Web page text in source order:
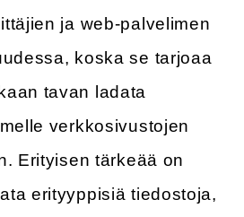
ja web-palvelimen
koska se tarjoaa
tavan ladata
verkkosivustojen
Erityisen tärkeää on
erityyppisiä tiedostoja,